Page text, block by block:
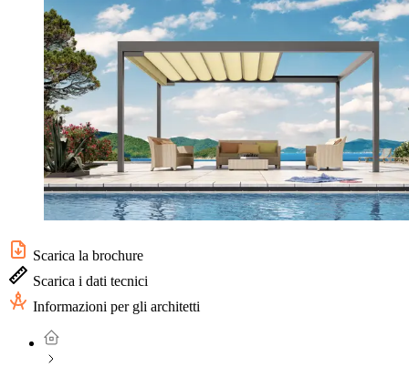
Scarica la brochure
Scarica i dati tecnici
Informazioni per gli architetti